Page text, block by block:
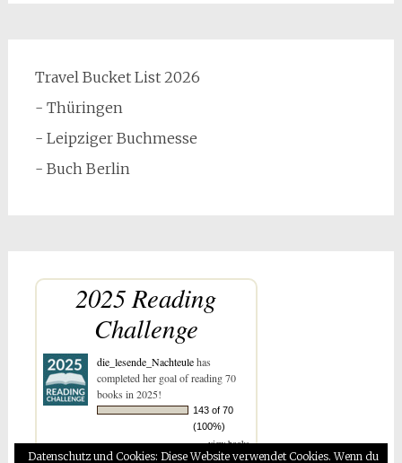
Travel Bucket List 2026
- Thüringen
- Leipziger Buchmesse
- Buch Berlin
2025 Reading
Challenge
die_lesende_Nachteulehas
completed her goal of reading 70
books in 2025!
143 of 70
(100%)
view books
Datenschutz und Cookies: Diese Website verwendet Cookies. Wenn du